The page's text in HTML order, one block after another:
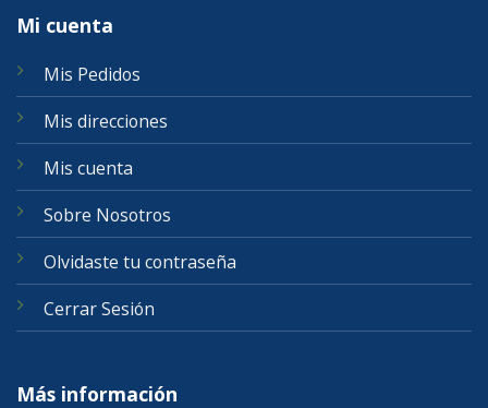
Mi cuenta
Mis Pedidos
Mis direcciones
Mis cuenta
Sobre Nosotros
Olvidaste tu contraseña
Cerrar Sesión
Más información